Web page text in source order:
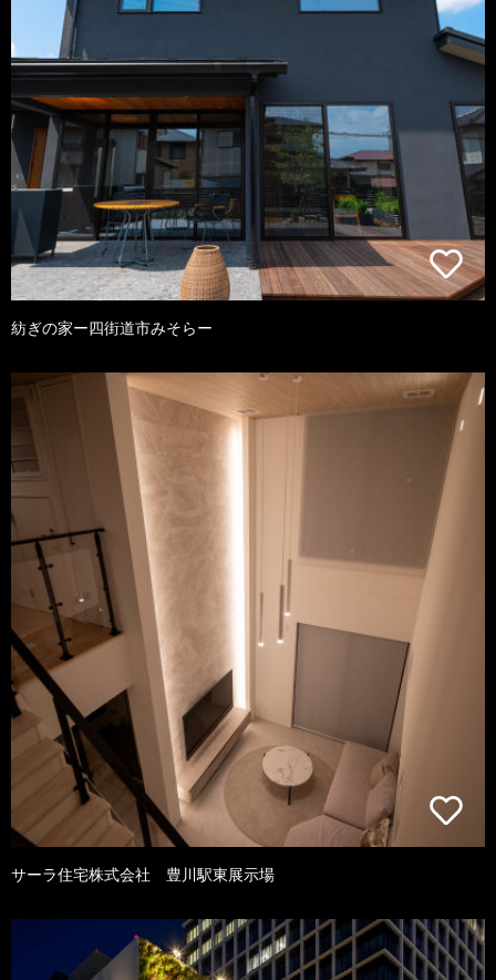
紡ぎの家ー四街道市みそらー
サーラ住宅株式会社 豊川駅東展示場